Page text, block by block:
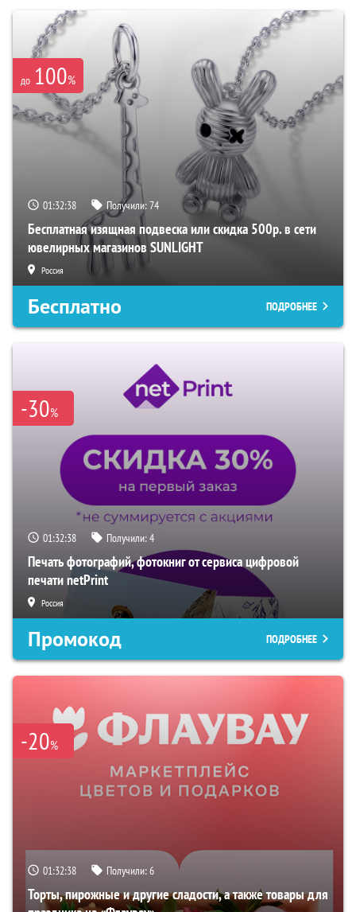
до 100%
01:32:37 Получили:74
Бесплатная изящная подвеска или скидка 500р. в сети
ювелирных магазинов SUNLIGHT
Россия
Бесплатно ПОДРОБНЕЕ
-30%
01:32:37 Получили:4
Печать фотографий, фотокниг от сервиса цифровой
печати netPrint
Россия
Промокод ПОДРОБНЕЕ
-20%
01:32:37 Получили:6
Торты, пирожные и другие сладости, а также товары для